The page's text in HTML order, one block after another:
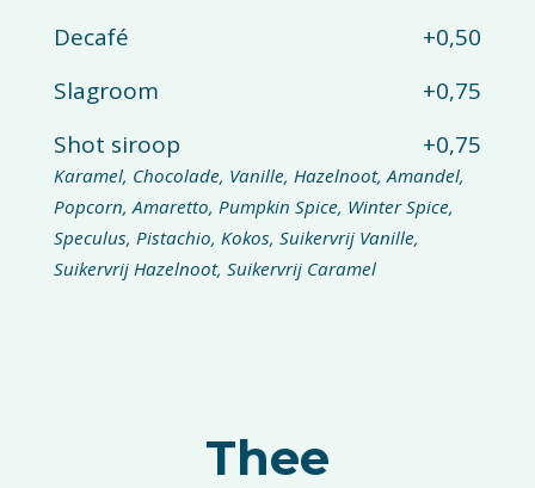
Decafé
+0,50
Slagroom
+0,75
Shot siroop
+0,75
Karamel, Chocolade, Vanille, Hazelnoot, Amandel,
Popcorn, Amaretto, Pumpkin Spice, Winter Spice,
Speculus, Pistachio, Kokos, Suikervrij Vanille,
Suikervrij Hazelnoot, Suikervrij Caramel
Thee